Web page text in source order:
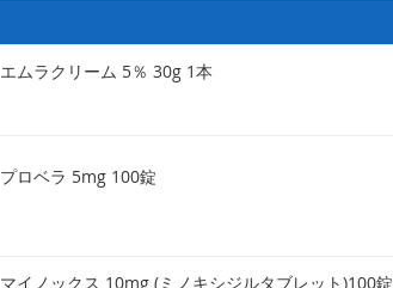
エムラクリーム 5％ 30g 1本
プロベラ 5mg 100錠
マイノックス 10mg (ミノキシジルタブレット)100錠